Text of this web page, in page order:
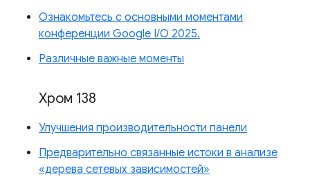
Ознакомьтесь с основными моментами
конференции Google I/O 2025.
Различные важные моменты
Хром 138
Улучшения производительности панели
Предварительно связанные истоки в анализе
«дерева сетевых зависимостей»